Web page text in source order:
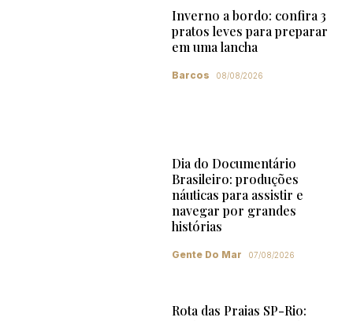
Inverno a bordo: confira 3
pratos leves para preparar
em uma lancha
Barcos 08/08/2026
Dia do Documentário
Brasileiro: produções
náuticas para assistir e
navegar por grandes
histórias
Gente Do Mar 07/08/2026
Rota das Praias SP-Rio: